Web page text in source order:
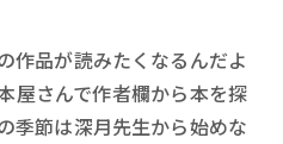
作品が読みたくなるんだよ
屋さんで作者欄から本を探
季節は深月先生から始めな